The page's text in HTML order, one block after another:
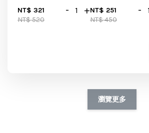
NT$ 321
NT$ 520
- +NT$ 251
NT$ 450
-
瀏覽更多